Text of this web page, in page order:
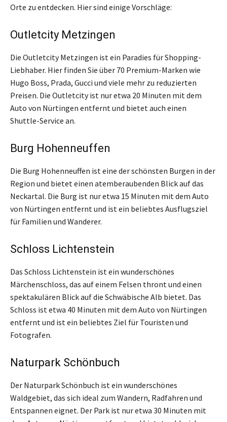
Orte zu entdecken. Hier sind einige Vorschläge:
Outletcity Metzingen
Die Outletcity Metzingen ist ein Paradies für Shopping-
Liebhaber. Hier finden Sie über 70 Premium-Marken wie
Hugo Boss, Prada, Gucci und viele mehr zu reduzierten
Preisen. Die Outletcity ist nur etwa 20 Minuten mit dem
Auto von Nürtingen entfernt und bietet auch einen
Shuttle-Service an.
Burg Hohenneuffen
Die Burg Hohenneuffen ist eine der schönsten Burgen in der
Region und bietet einen atemberaubenden Blick auf das
Neckartal. Die Burg ist nur etwa 15 Minuten mit dem Auto
von Nürtingen entfernt und ist ein beliebtes Ausflugsziel
für Familien und Wanderer.
Schloss Lichtenstein
Das Schloss Lichtenstein ist ein wunderschönes
Märchenschloss, das auf einem Felsen thront und einen
spektakulären Blick auf die Schwäbische Alb bietet. Das
Schloss ist etwa 40 Minuten mit dem Auto von Nürtingen
entfernt und ist ein beliebtes Ziel für Touristen und
Fotografen.
Naturpark Schönbuch
Der Naturpark Schönbuch ist ein wunderschönes
Waldgebiet, das sich ideal zum Wandern, Radfahren und
Entspannen eignet. Der Park ist nur etwa 30 Minuten mit